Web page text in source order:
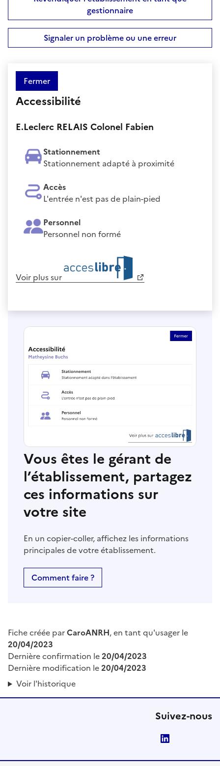
gestionnaire
Signaler un problème ou une erreur
Fermer
Accessibilité
E.Leclerc RELAIS Colonel Fabien
Stationnement
Stationnement adapté à proximité
Accès
L'entrée n'est pas de plain-pied
Personnel
Personnel non formé
Voir plus sur
Vous êtes le gérant de
l’établissement, partagez
ces informations sur
votre site
En un copier-coller, affichez les informations
principales de votre établissement.
Comment faire ?
Fiche créée parCaroANRH, en tant qu'usager le
20/04/2023
Dernière confirmation le20/04/2023
Dernière modification le20/04/2023
Voir l'historique
Suivez-nous